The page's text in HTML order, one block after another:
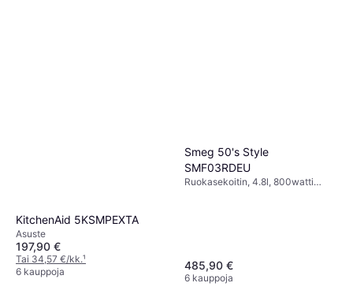
KitchenAid 5KSMPEXTA
Asuste
197,90 €
Tai 34,57 €/kk.¹
6 kauppoja
Smeg 50's Style
SMF03RDEU
Ruokasekoitin, 4.8l, 800watti
485,90 €
6 kauppoja